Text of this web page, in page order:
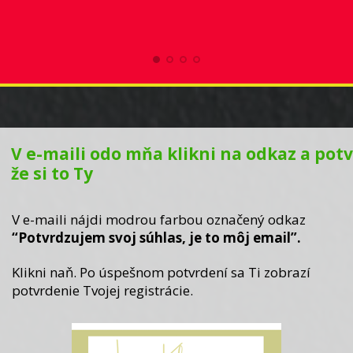
V e-maili odo mňa klikni na odkaz a
že si to Ty
V e-maili nájdi modrou farbou označený odkaz
“Potvrdzujem svoj súhlas, je to môj email”.
Klikni naň. Po úspešnom potvrdení sa Ti zobrazí
potvrdenie Tvojej registrácie.